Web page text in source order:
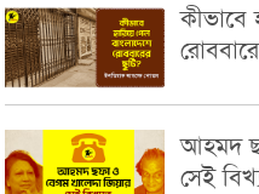
কীভাবে
আহমদ
সেই